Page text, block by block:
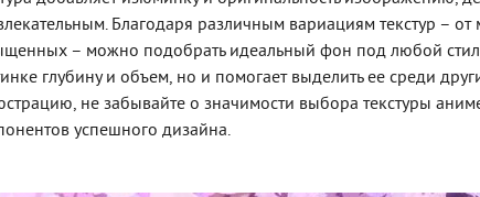
Благодаря различным вариациям текстур –
– можно подобрать идеальный фон под любой
глубину и объем, но и помогает выделить ее среди
не забывайте о значимости выбора текстуры
успешного дизайна.